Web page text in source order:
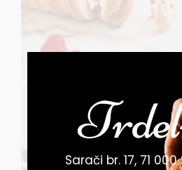
Sarači br. 17, 71 000